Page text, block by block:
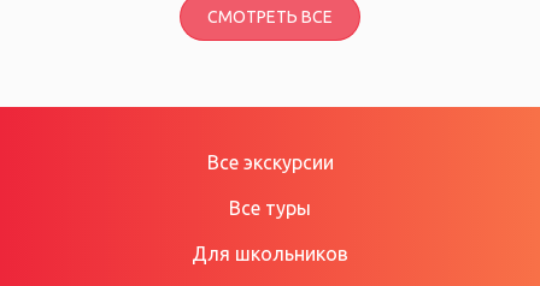
СМОТРЕТЬ ВСЕ
Все экскурсии
Все туры
Для школьников